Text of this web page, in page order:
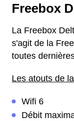
Freebox
La Freebox
s'agit de la
toutes
Les atouts de
Wifi 6
Débit